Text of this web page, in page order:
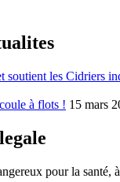
soutient les Cidriers
à flots ! 15 mars
pour la santé,